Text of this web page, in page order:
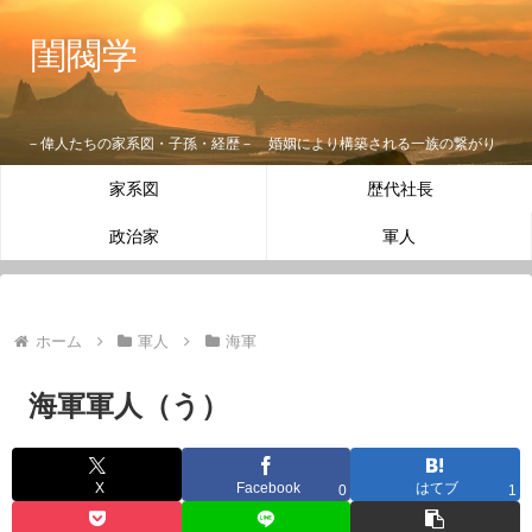
閨閥学
－偉人たちの家系図・子孫・経歴－ 婚姻により構築される一族の繋がり
家系図 歴代社長
政治家 軍人
ホーム 軍人 海軍
海軍軍人（う）
X Facebook 0 はてブ 1